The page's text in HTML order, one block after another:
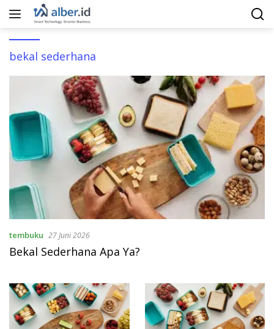
Langsung
bekal sederhana
tembuku 27 Juni 2026
Bekal Sederhana Apa Ya?